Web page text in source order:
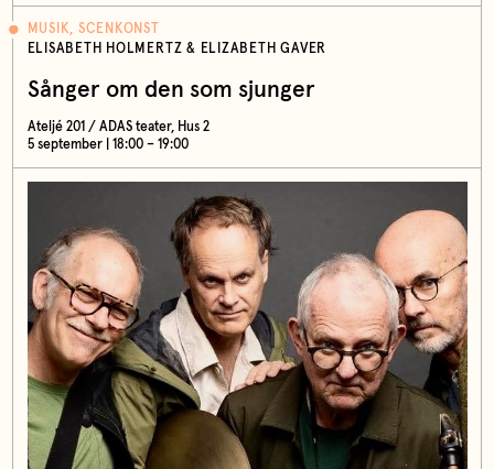
MUSIK, SCENKONST
ELISABETH HOLMERTZ & ELIZABETH GAVER
Sånger om den som sjunger
Ateljé 201 / ADAS teater, Hus 2
5 september | 18:00 – 19:00